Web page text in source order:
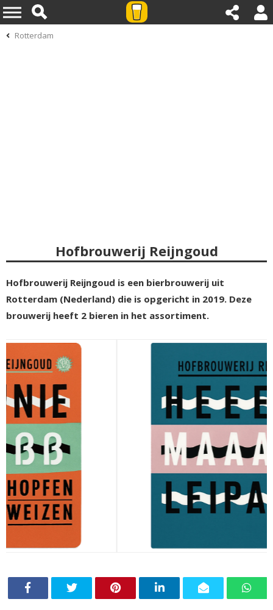
Rotterdam
Hofbrouwerij Reijngoud
Hofbrouwerij Reijngoud is een bierbrouwerij uit
Rotterdam (Nederland) die is opgericht in 2019. Deze
brouwerij heeft 2 bieren in het assortiment.